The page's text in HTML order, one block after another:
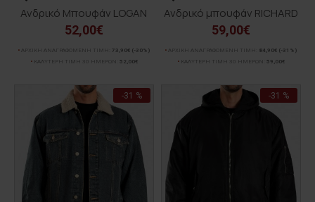
Ανδρικό Μπουφάν LOGAN
52,00€
ΑΡΧΙΚΗ ΑΝΑΓΡΑΦΟΜΕΝΗ ΤΙΜΗ: 73,90€ (-30%)
ΚΑΛΥΤΕΡΗ ΤΙΜΗ 30 ΗΜΕΡΩΝ:
52,00€
Ανδρικό μπουφάν RICHARD
59,00€
ΑΡΧΙΚΗ ΑΝΑΓΡΑΦΟΜΕΝΗ ΤΙΜΗ: 84,90€ (-31%)
ΚΑΛΥΤΕΡΗ ΤΙΜΗ 30 ΗΜΕΡΩΝ:
59,00€
-31 % -31 %